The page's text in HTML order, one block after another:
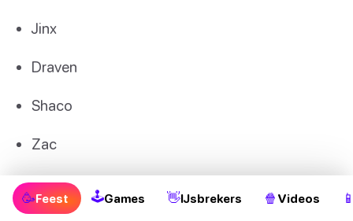
Jinx
Draven
Shaco
Zac
Toon het antwoord
🥳Feest 🕹Games 👋IJsbrekers 🍿 Videos